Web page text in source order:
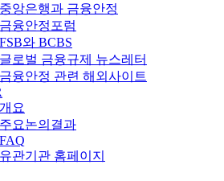
중앙은행과 금융안정
금융안정포럼
FSB와 BCBS
글로벌 금융규제 뉴스레터
금융안정 관련 해외사이트
개요
주요논의결과
FAQ
유관기관 홈페이지